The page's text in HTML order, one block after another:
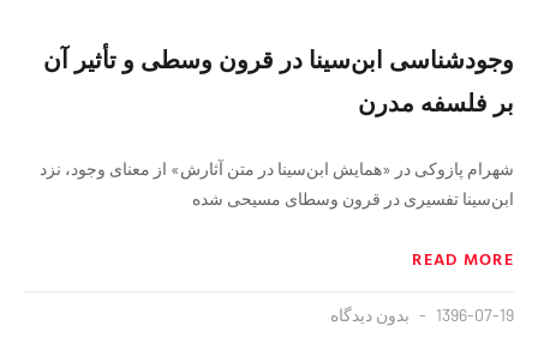
وجودشناسی ابن‌سینا در قرون وسطی و تأثیر آن
بر فلسفه مدرن
شهرام پازوکی در «همایش ابن‌سینا در متن آثارش» از معنای وجود، نزد
ابن‌سینا تفسیری در قرون وسطای مسیحی شده
READ MORE
1396-07-19 بدون دیدگاه